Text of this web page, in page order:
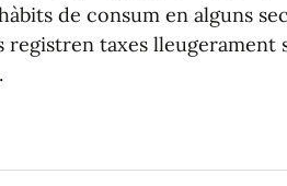
de consum en alguns
registren taxes lleugerament